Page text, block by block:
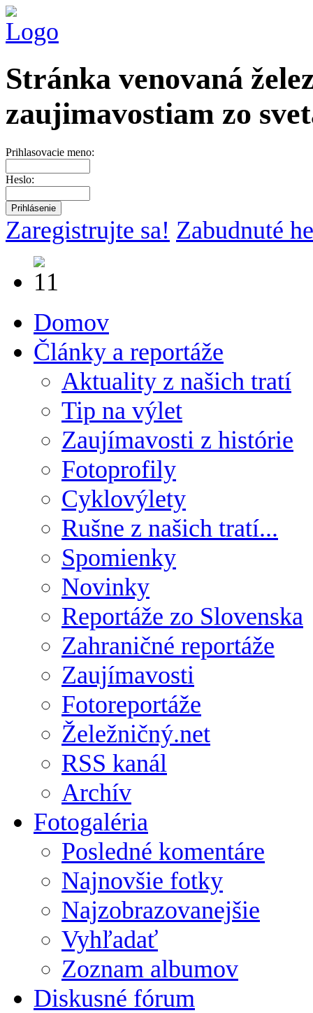
Stránka venovaná
zaujimavostiam zo
Prihlasovacie meno:
Heslo:
Zaregistrujte sa! Zabudnuté
Domov
Články a reportáže
Aktuality z našich tratí
Tip na výlet
Zaujímavosti z histórie
Fotoprofily
Cyklovýlety
Rušne z našich tratí...
Spomienky
Novinky
Reportáže zo Slovenska
Zahraničné reportáže
Zaujímavosti
Fotoreportáže
Želežničný.net
RSS kanál
Archív
Fotogaléria
Posledné komentáre
Najnovšie fotky
Najzobrazovanejšie
Vyhľadať
Zoznam albumov
Diskusné fórum